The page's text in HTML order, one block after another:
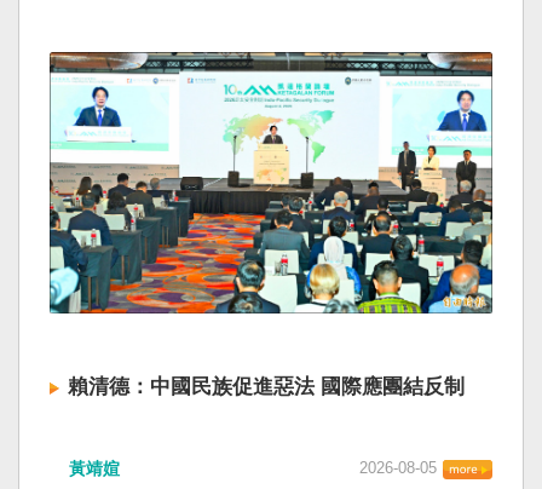
賴清德：中國民族促進惡法 國際應團結反制
「民族團結進步促進法」對各國人民進行政治審
黃靖媗 2026-08-05